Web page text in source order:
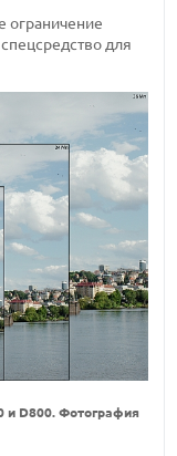
ограничение
для
и D800. Фотография